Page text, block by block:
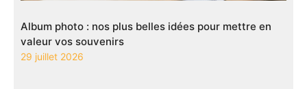
Album photo : nos plus belles idées pour mettre en
valeur vos souvenirs
29 juillet 2026